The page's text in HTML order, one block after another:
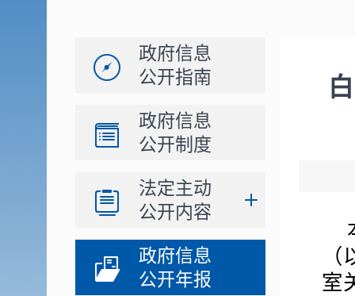
政府信息
公开指南
政府信息
公开制度
法定主动
公开内容
政府信息
公开年报
室